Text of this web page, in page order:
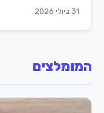
31 ביולי 2026
המומלצים